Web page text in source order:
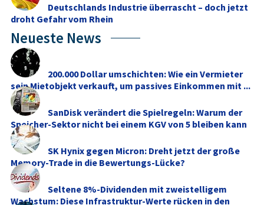
Deutschlands Industrie überrascht – doch jetzt
droht Gefahr vom Rhein
Neueste News
200.000 Dollar umschichten: Wie ein Vermieter
sein Mietobjekt verkauft, um passives Einkommen mit ...
SanDisk verändert die Spielregeln: Warum der
Speicher-Sektor nicht bei einem KGV von 5 bleiben kann
SK Hynix gegen Micron: Dreht jetzt der große
Memory‑Trade in die Bewertungs-Lücke?
Seltene 8%-Dividenden mit zweistelligem
Wachstum: Diese Infrastruktur-Werte rücken in den